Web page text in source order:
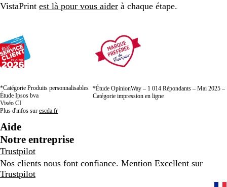
VistaPrint est là pour vous aider à chaque étape.
*Catégorie Produits personnalisables
Étude Ipsos bva
Viséo CI
Plus d'infos sur escda.fr
*Étude OpinionWay – 1 014 Répondants – Mai 2025 –
Catégorie impression en ligne
Aide
Notre entreprise
Trustpilot
Nos clients nous font confiance. Mention Excellent sur
Trustpilot